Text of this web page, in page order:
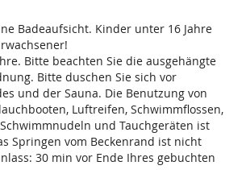
Badeaufsicht. Kinder unter 16 Jahre
Bitte beachten Sie die ausgehängte
Bitte duschen Sie sich vor
und der Sauna. Die Benutzung von
Luftreifen, Schwimmflossen,
und Tauchgeräten ist
Springen vom Beckenrand ist nicht
30 min vor Ende Ihres gebuchten